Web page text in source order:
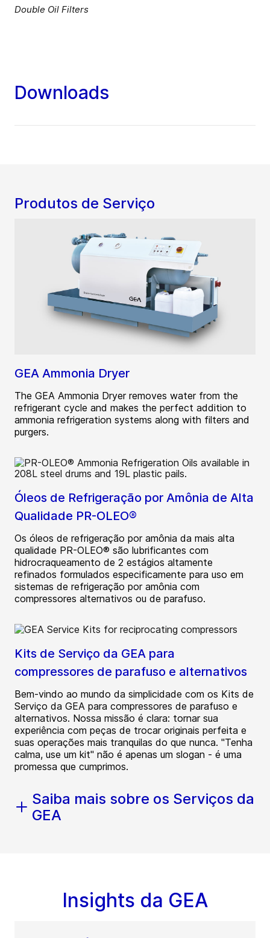
Double Oil Filters
Downloads
Produtos de Serviço
GEA Ammonia Dryer
The GEA Ammonia Dryer removes water from the
refrigerant cycle and makes the perfect addition to
ammonia refrigeration systems along with filters and
purgers.
Óleos de Refrigeração por Amônia de Alta
Qualidade PR-OLEO®
Os óleos de refrigeração por amônia da mais alta
qualidade PR-OLEO® são lubrificantes com
hidrocraqueamento de 2 estágios altamente
refinados formulados especificamente para uso em
sistemas de refrigeração por amônia com
compressores alternativos ou de parafuso.
Kits de Serviço da GEA para
compressores de parafuso e alternativos
Bem-vindo ao mundo da simplicidade com os Kits de
Serviço da GEA para compressores de parafuso e
alternativos. Nossa missão é clara: tornar sua
experiência com peças de trocar originais perfeita e
suas operações mais tranquilas do que nunca. "Tenha
calma, use um kit" não é apenas um slogan - é uma
promessa que cumprimos.
Saiba mais sobre os Serviços da
GEA
Insights da GEA